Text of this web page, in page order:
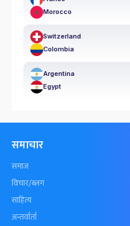
Morocco
Switzerland
Colombia
Argentina
Egypt
समाचार
समाज
विचार/ब्लग
साहित्य
अन्तर्वार्ता